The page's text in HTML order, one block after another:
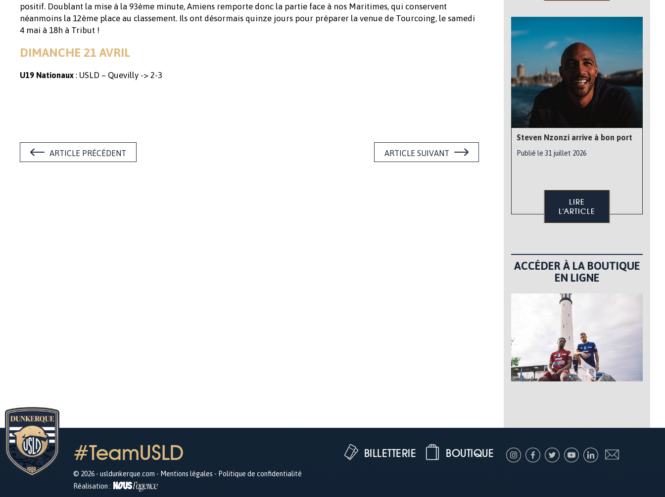
positif. Doublant la mise à la 93ème minute, Amiens remporte donc la partie face à nos Maritimes, qui conservent
néanmoins la 12ème place au classement. Ils ont désormais quinze jours pour préparer la venue de Tourcoing, le samedi
4 mai à 18h à Tribut !
DIMANCHE 21 AVRIL
U19 Nationaux : USLD – Quevilly -> 2-3
ARTICLE PRÉCÉDENT ARTICLE SUIVANT
Steven Nzonzi arrive à bon port
Publié le 31 juillet 2026
LIRE
L'ARTICLE
ACCÉDER À LA BOUTIQUE
EN LIGNE
#TeamUSLD
© 2026 - usldunkerque.com - Mentions légales - Politique de confidentialité
Réalisation :
BOUTIQUE
BILLETTERIE